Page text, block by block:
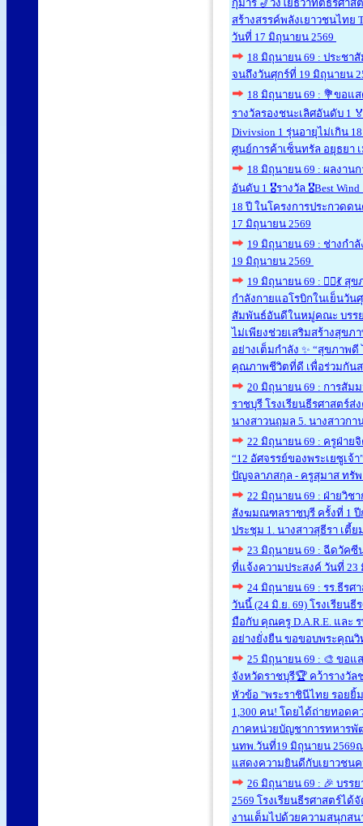
กุมารี 🎷วงโยธวาทิตธีรศา
สร้างสรรค์พลังเยาวชนไทย
วันที่ 17 มิถุนายน 2569
18 มิถุนายน 69 : ประชา
จนถึงวันศุกร์ที่ 19 มิถุนายน
18 มิถุนายน 69 : 💐ขอแ
รางวัลรองชนะเลิศอันดับ 1
Divivsion 1 รุ่นอายุไม่เกิน
ศูนย์การค้าเซ็นทรัล อยุธยา
18 มิถุนายน 69 : ผลงานก
อันดับ 1 🎖รางวัล 🎖Best
18 ปี ในโครงการประกวดด
17 มิถุนายน 2569
19 มิถุนายน 69 : ช่างกำ
19 มิถุนายน 2569
19 มิถุนายน 69 : 🏃‍♀️💃
กำลังกายแอโรบิกในเย็นวั
สัมพันธ์อันดีในหมู่คณะ บรร
ไม่เพียงช่วยเสริมสร้างสุข
อย่างเต็มกำลัง ✨ “สุขภาพ
คุณภาพชีวิตที่ดี เพื่อร่วมกันส
20 มิถุนายน 69 : การสัม
ราชบุรี โรงเรียนธีรศาสตร์ส่
นางสาวนฤมล 5. นางสาวก
22 มิถุนายน 69 : ครูฝ่าย
“12 อัศจรรย์ของพระเยซูเจ้
ปัญจลาภสกุล - ครูสุมาส ทรั
22 มิถุนายน 69 : ฝ่ายวิช
สังฆมณฑลราชบุรี ครั้งที่ 1 ปี
ประชุม 1. นางสาวสุธีรา เตี้
23 มิถุนายน 69 : ฉีดวัค
ที่แจ้งความประสงค์ วันที่ 23
24 มิถุนายน 69 : รร.ธีร
วันนี้ (24 มิ.ย. 69) โรงเรียน
มือกับ คุณครู D.A.R.E. และ
อย่างยั่งยืน ขอขอบพระคุณ
25 มิถุนายน 69 : 🎨 ขอแ
จังหวัดราชบุรี ​🏆 คว้ารางวั
หัวข้อ "พระราชินีไทย รอยยิ้
1,300 คน! โดยได้ถ่ายทอด
ภาคหน่วยบัญชาการทหารพั
นทพ. ​วันที่19 มิถุนายน 2569
แสดงความยินดีกับเยาวชน
26 มิถุนายน 69 : 🎉 บร
2569 โรงเรียนธีรศาสตร์ได้
งานเต็มไปด้วยความสนุกสน